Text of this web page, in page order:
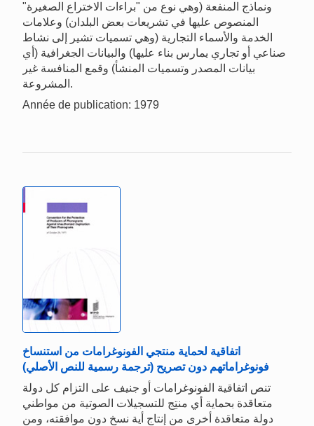
ونماذج المنفعة (وهي نوع من "براءات الاختراع الصغيرة"
المنصوص عليها في تشريعات بعض البلدان) وعلامات
الخدمة والأسماء التجارية (وهي تسميات تشير إلى نشاط
صناعي أو تجاري يمارس بناء عليها) والبيانات الجغرافية (أي
بيانات المصدر وتسميات المنشأ) وقمع المنافسة غير
المشروعة.
Année de publication: 1979
اتفاقية لحماية منتجي الفونوغرامات من استنساخ
فونوغراماتهم دون تصريح (ترجمة رسمية للنص الأصلي)
تنص اتفاقية الفونوغرامات أو جنيف على التزام كل دولة
متعاقدة بحماية أي منتِج للتسجيلات الصوتية من مواطني
دولة متعاقدة أخرى من إنتاج أية نسخ دون موافقته، ومن